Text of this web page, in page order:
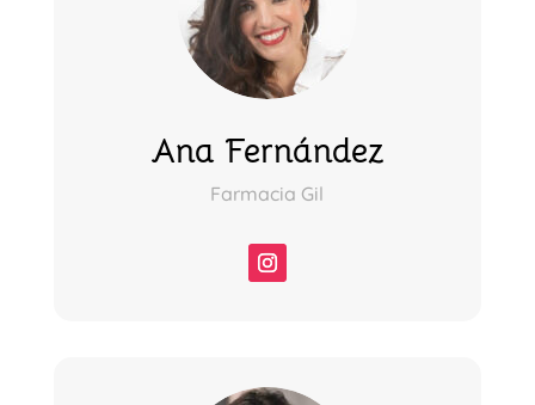
Ana Fernández
Farmacia Gil